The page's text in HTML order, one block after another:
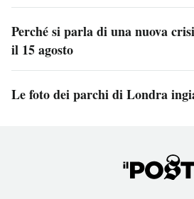
Perché si parla di una nuova
il 15 agosto
Le foto dei parchi di Londra